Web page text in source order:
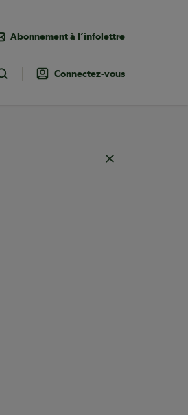
Abonnement à l’infolettre
Toggle Search
Connectez-vous